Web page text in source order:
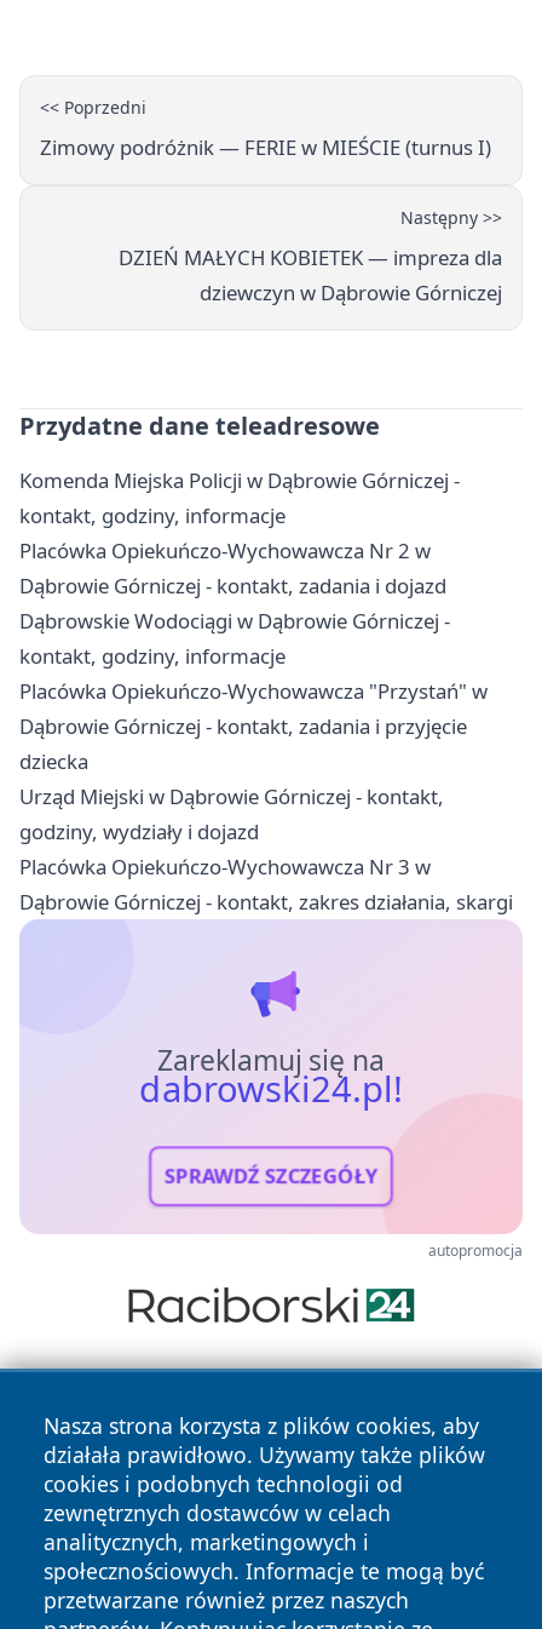
<< Poprzedni
Zimowy podróżnik — FERIE w MIEŚCIE (turnus I)
Następny >>
DZIEŃ MAŁYCH KOBIETEK — impreza dla
dziewczyn w Dąbrowie Górniczej
Przydatne dane teleadresowe
Komenda Miejska Policji w Dąbrowie Górniczej -
kontakt, godziny, informacje
Placówka Opiekuńczo-Wychowawcza Nr 2 w
Dąbrowie Górniczej - kontakt, zadania i dojazd
Dąbrowskie Wodociągi w Dąbrowie Górniczej -
kontakt, godziny, informacje
Placówka Opiekuńczo-Wychowawcza "Przystań" w
Dąbrowie Górniczej - kontakt, zadania i przyjęcie
dziecka
Urząd Miejski w Dąbrowie Górniczej - kontakt,
godziny, wydziały i dojazd
Placówka Opiekuńczo-Wychowawcza Nr 3 w
Dąbrowie Górniczej - kontakt, zakres działania, skargi
Zareklamuj się na
dabrowski24.pl!
SPRAWDŹ SZCZEGÓŁY
autopromocja
Nasza strona korzysta z plików cookies, aby
działała prawidłowo. Używamy także plików
cookies i podobnych technologii od
zewnętrznych dostawców w celach
analitycznych, marketingowych i
społecznościowych. Informacje te mogą być
przetwarzane również przez naszych
Copyright © 2026 dabrowski24.pl Wszystkie prawa
zastrzeżone.